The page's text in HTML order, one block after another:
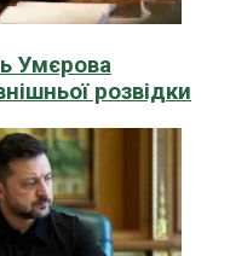
Умєрова
розвідки